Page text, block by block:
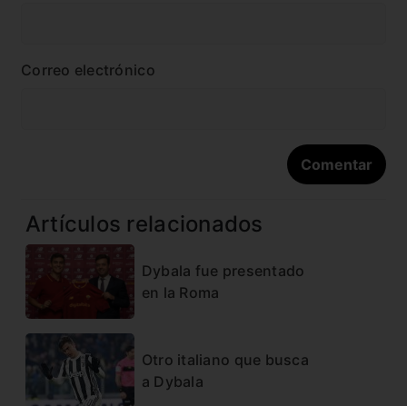
Correo electrónico
Artículos relacionados
Dybala fue presentado
en la Roma
Otro italiano que busca
a Dybala